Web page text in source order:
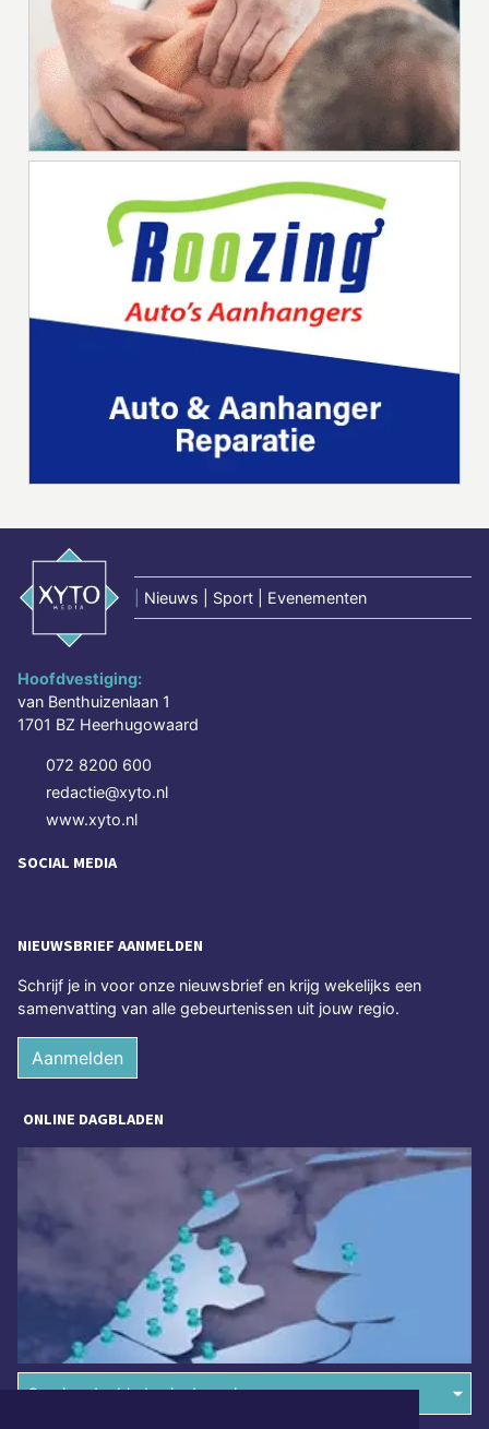
Nieuws | Sport | Evenementen
Hoofdvestiging:
van Benthuizenlaan 1
1701 BZ Heerhugowaard
072 8200 600
redactie@xyto.nl
www.xyto.nl
SOCIAL MEDIA
NIEUWSBRIEF AANMELDEN
Schrijf je in voor onze nieuwsbrief en krijg wekelijks een
samenvatting van alle gebeurtenissen uit jouw regio.
Aanmelden
ONLINE DAGBLADEN
Overige dagbladen in de regio